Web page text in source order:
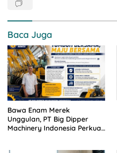
Baca Juga
Bawa Enam Merek
Unggulan, PT Big Dipper
Machinery Indonesia Perkuat